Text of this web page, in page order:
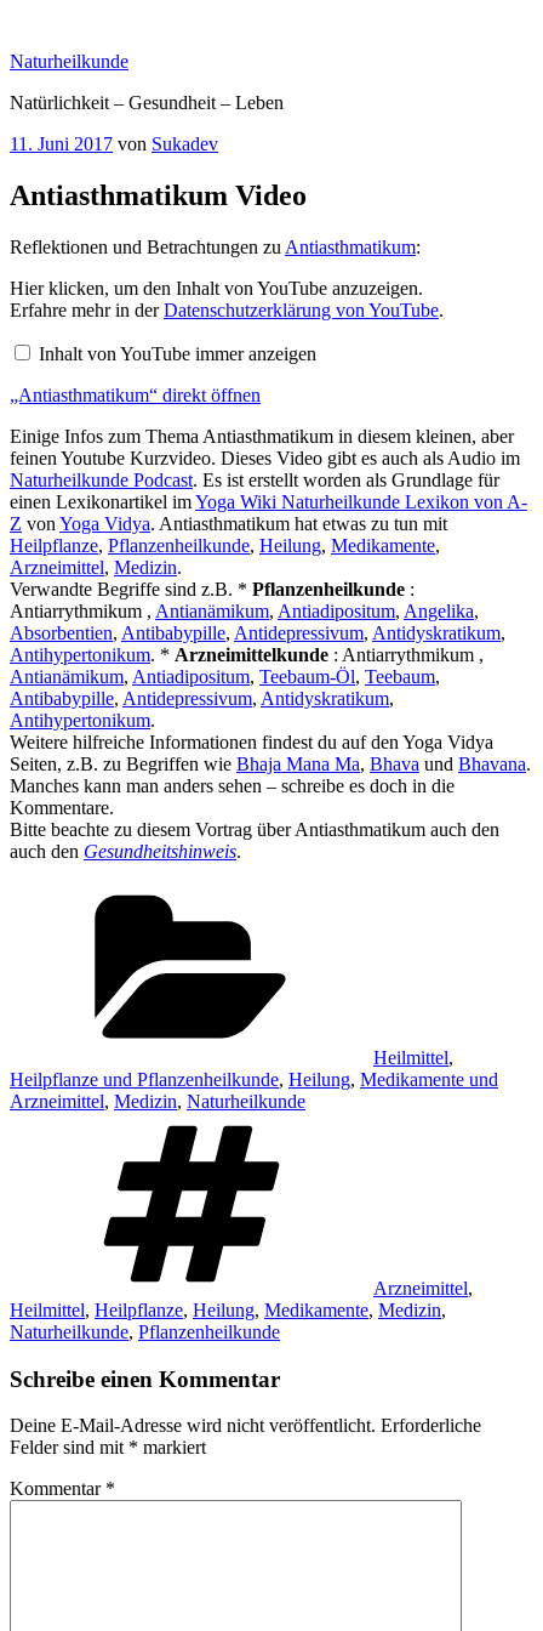
springen
Naturheilkunde
Natürlichkeit – Gesundheit – Leben
Veröffentlicht
11. Juni 2017 von Sukadev
Antiasthmatikum Video
Reflektionen und Betrachtungen zu Antiasthmatikum:
„Antiasthmatikum“
von
YouTube
Hier klicken, um den Inhalt von YouTube anzuzeigen.
Erfahre mehr in derDatenschutzerklärung von YouTube.
Inhalt von YouTube immer anzeigen
„Antiasthmatikum“ direkt öffnen
Einige Infos zum Thema Antiasthmatikum in diesem kleinen, aber
feinen Youtube Kurzvideo. Dieses Video gibt es auch als Audio im
Naturheilkunde Podcast. Es ist erstellt worden als Grundlage für
einen Lexikonartikel imYoga Wiki Naturheilkunde Lexikon von A-
Z von Yoga Vidya. Antiasthmatikum hat etwas zu tun mit
Heilpflanze, Pflanzenheilkunde, Heilung, Medikamente,
Arzneimittel, Medizin.
Verwandte Begriffe sind z.B. * Pflanzenheilkunde :
Antiarrythmikum , Antianämikum, Antiadipositum, Angelika,
Absorbentien, Antibabypille, Antidepressivum, Antidyskratikum,
Antihypertonikum. * Arzneimittelkunde : Antiarrythmikum ,
Antianämikum, Antiadipositum, Teebaum-Öl, Teebaum,
Antibabypille, Antidepressivum, Antidyskratikum,
Antihypertonikum.
Weitere hilfreiche Informationen findest du auf den Yoga Vidya
Seiten, z.B. zu Begriffen wie Bhaja Mana Ma, Bhava und Bhavana.
Manches kann man anders sehen – schreibe es doch in die
Kommentare.
Bitte beachte zu diesem Vortrag über Antiasthmatikum auch den
auch den Gesundheitshinweis.
Heilmittel,
Heilpflanze und Pflanzenheilkunde, Heilung, Medikamente und
Arzneimittel, Medizin, Naturheilkunde
Arzneimittel,
Heilmittel, Heilpflanze, Heilung, Medikamente, Medizin,
Naturheilkunde, Pflanzenheilkunde
Schreibe einen Kommentar
Deine E-Mail-Adresse wird nicht veröffentlicht. Erforderliche
Felder sind mit * markiert
Kommentar *